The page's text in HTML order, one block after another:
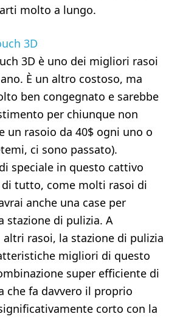
molto a lungo.
3D
3D è uno dei migliori rasoi
È un altro costoso, ma
ben congegnato e sarebbe
per chiunque non
un rasoio da 40$ ogni uno o
ci sono passato).
di speciale in questo cattivo
di tutto, come molti rasoi di
anche una case per
stazione di pulizia. A
rasoi, la stazione di pulizia
migliori di questo
super efficiente di
che fa davvero il proprio
corto con la